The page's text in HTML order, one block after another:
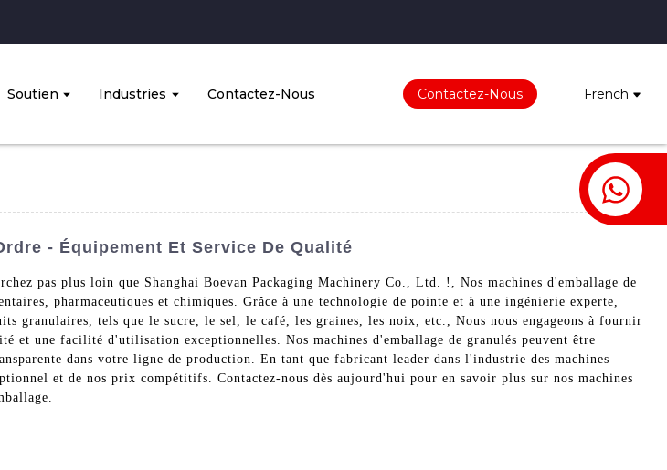
Soutien Industries Contactez-Nous Contactez-Nous French
- Équipement Et Service De Qualité
pas plus loin que Shanghai Boevan Packaging Machinery Co., Ltd. !, Nos machines d'emballage de
pharmaceutiques et chimiques. Grâce à une technologie de pointe et à une ingénierie experte,
granulaires, tels que le sucre, le sel, le café, les graines, les noix, etc., Nous nous engageons à fournir
et une facilité d'utilisation exceptionnelles. Nos machines d'emballage de granulés peuvent être
dans votre ligne de production. En tant que fabricant leader dans l'industrie des machines
et de nos prix compétitifs. Contactez-nous dès aujourd'hui pour en savoir plus sur nos machines